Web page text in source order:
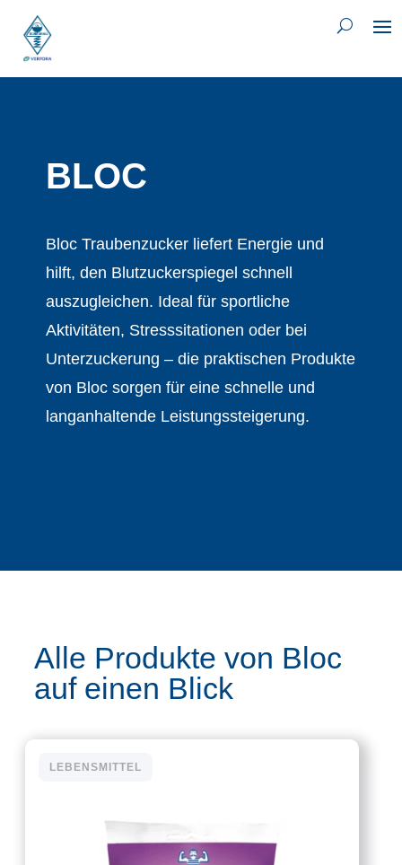
BLOC
Bloc Traubenzucker liefert Energie und
hilft, den Blutzuckerspiegel schnell
auszugleichen. Ideal für sportliche
Aktivitäten, Stresssitationen oder bei
Unterzuckerung – die praktischen Produkte
von Bloc sorgen für eine schnelle und
langanhaltende Leistungssteigerung.
Alle Produkte von Bloc
auf einen Blick
LEBENSMITTEL